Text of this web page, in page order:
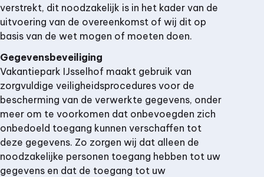
verstrekt, dit noodzakelijk is in het kader van de
uitvoering van de overeenkomst of wij dit op
basis van de wet mogen of moeten doen.
Gegevensbeveiliging
Vakantiepark IJsselhof maakt gebruik van
zorgvuldige veiligheidsprocedures voor de
bescherming van de verwerkte gegevens, onder
meer om te voorkomen dat onbevoegden zich
onbedoeld toegang kunnen verschaffen tot
deze gegevens. Zo zorgen wij dat alleen de
noodzakelijke personen toegang hebben tot uw
gegevens en dat de toegang tot uw